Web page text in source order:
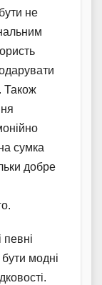
не
Також
сумка
добре
певні
модні